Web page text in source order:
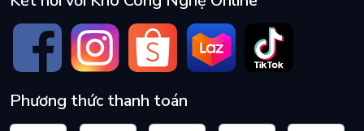
Phương thức thanh toán